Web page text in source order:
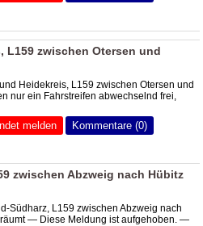
L159 zwischen Otersen und
Heidekreis, L159 zwischen Otersen und
nur ein Fahrstreifen abwechselnd frei,
melden Kommentare (0)
zwischen Abzweig nach Hübitz
Südharz, L159 zwischen Abzweig nach
— Diese Meldung ist aufgehoben. —